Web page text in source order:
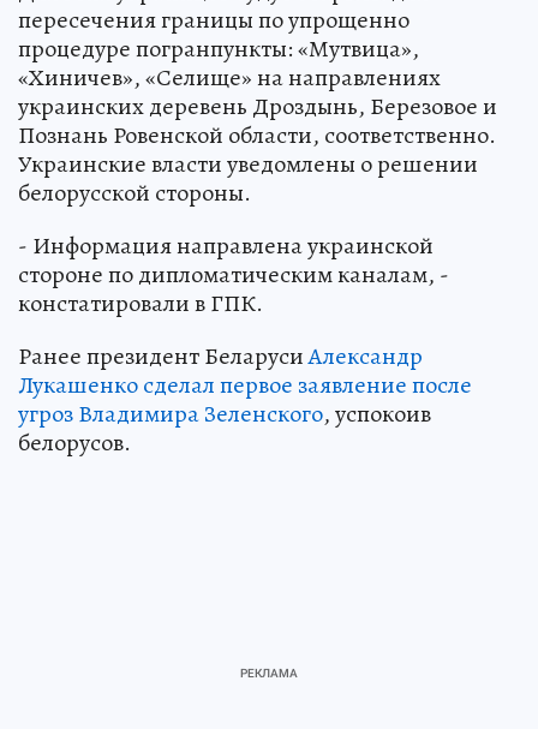
пересечения границы по упрощенно
процедуре погранпункты: «Мутвица»,
«Хиничев», «Селище» на направлениях
украинских деревень Дроздынь, Березовое и
Познань Ровенской области, соответственно.
Украинские власти уведомлены о решении
белорусской стороны.
- Информация направлена украинской
стороне по дипломатическим каналам, -
констатировали в ГПК.
Ранее президент БеларусиАлександр
Лукашенко сделал первое заявление после
угроз Владимира Зеленского, успокоив
белорусов.